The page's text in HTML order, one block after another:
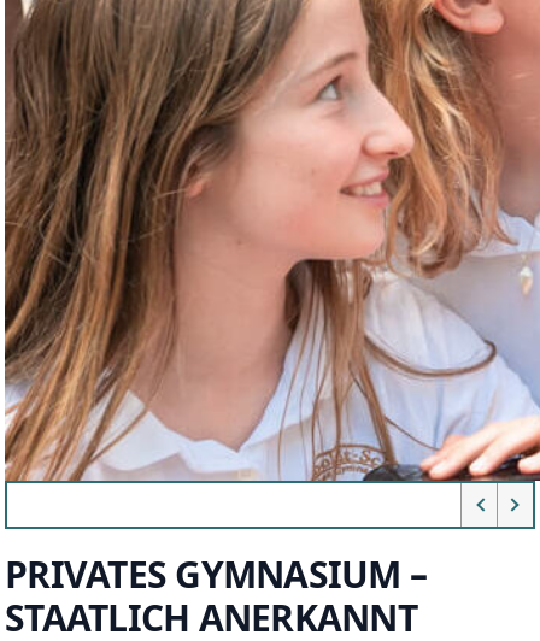
PRIVATES GYMNASIUM –
STAATLICH ANERKANNT